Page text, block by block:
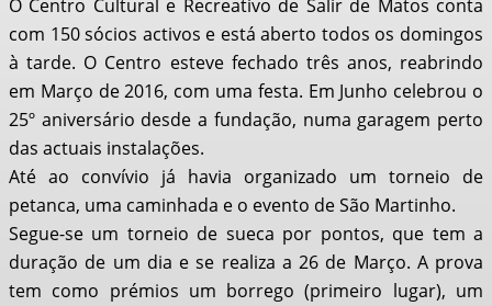
O Centro Cultural e Recreativo de Salir de Matos conta
com 150 sócios activos e está aberto todos os domingos
à tarde. O Centro esteve fechado três anos, reabrindo
em Março de 2016, com uma festa. Em Junho celebrou o
25º aniversário desde a fundação, numa garagem perto
das actuais instalações.
Até ao convívio já havia organizado um torneio de
petanca, uma caminhada e o evento de São Martinho.
Segue-se um torneio de sueca por pontos, que tem a
duração de um dia e se realiza a 26 de Março. A prova
tem como prémios um borrego (primeiro lugar), um